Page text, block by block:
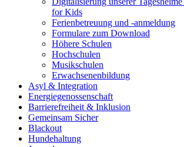
for Kids
Ferienbetreuung und -anmeldung
Formulare zum Download
Höhere Schulen
Hochschulen
Musikschulen
Erwachsenenbildung
Asyl & Integration
Energiegenossenschaft
Barrierefreiheit & Inklusion
Gemeinsam Sicher
Blackout
Hundehaltung